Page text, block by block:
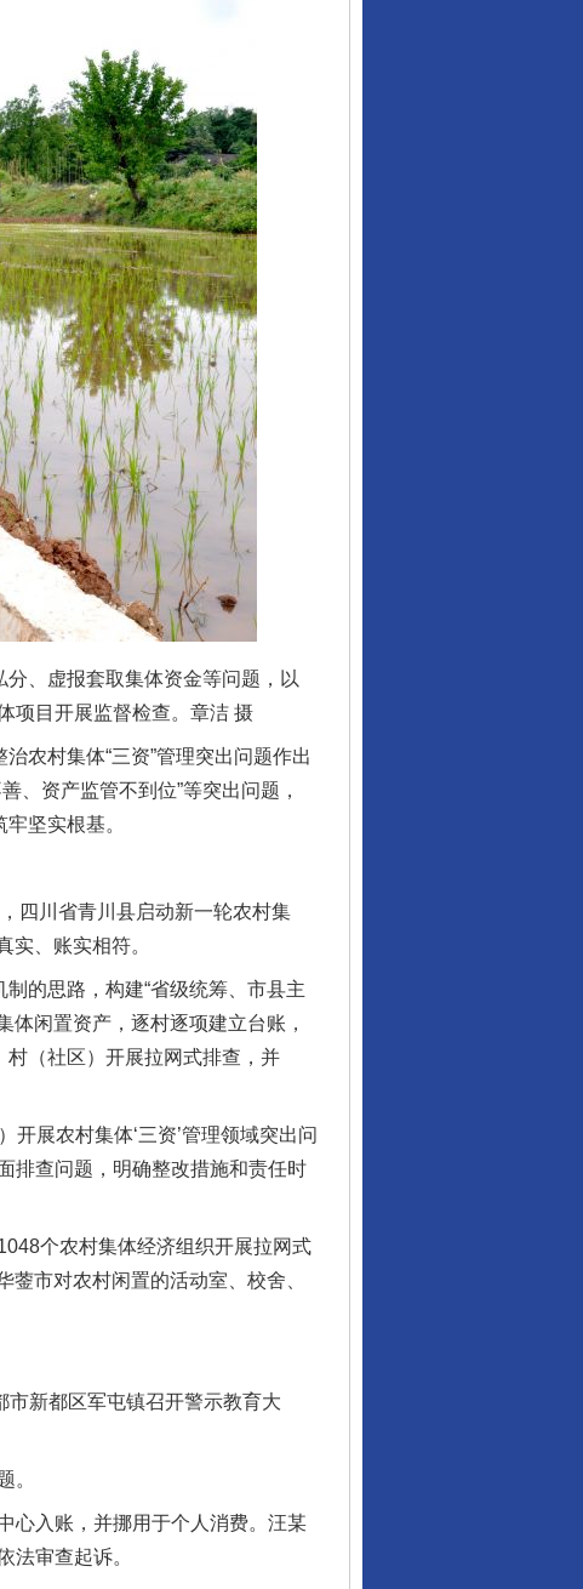
、虚报套取集体资金等问题，以
项目开展监督检查。章洁 摄
农村集体“三资”管理突出问题作出
、资产监管不到位”等突出问题，
坚实根基。
四川省青川县启动新一轮农村集
实、账实相符。
的思路，构建“省级统筹、市县主
体闲置资产，逐村逐项建立台账，
村（社区）开展拉网式排查，并
展农村集体‘三资’管理领域突出问
排查问题，明确整改措施和责任时
个农村集体经济组织开展拉网式
市对农村闲置的活动室、校舍、
新都区军屯镇召开警示教育大
。
入账，并挪用于个人消费。汪某
法审查起诉。